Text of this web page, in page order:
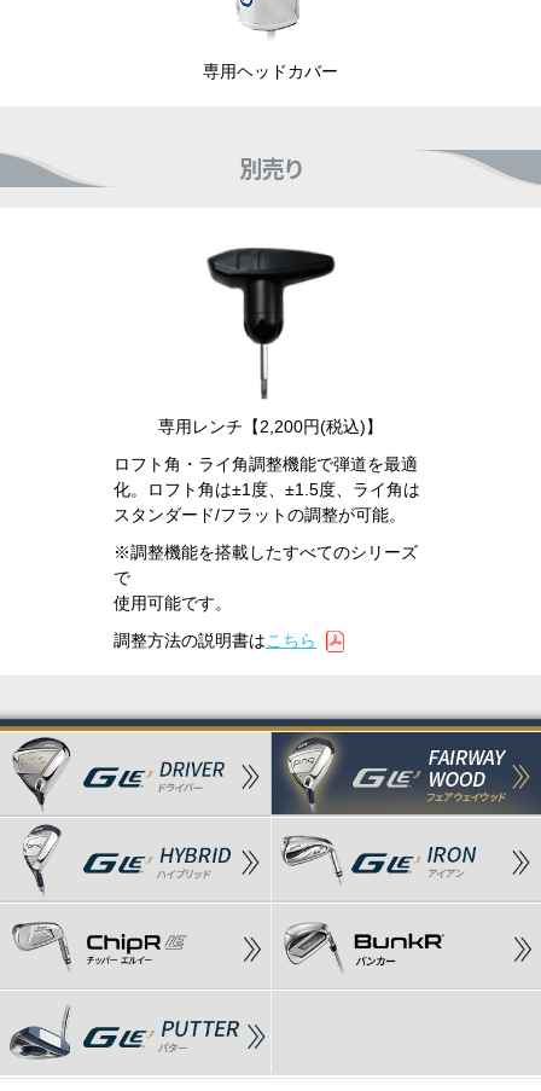
専用ヘッドカバー
別売り
専用レンチ【2,200円(税込)】
ロフト角・ライ角調整機能で弾道を最適
化。ロフト角は±1度、±1.5度、 ライ角は
スタンダード/フラットの調整が可能。
※調整機能を搭載したすべてのシリーズ
で
使用可能です。
調整方法の説明書はこちら